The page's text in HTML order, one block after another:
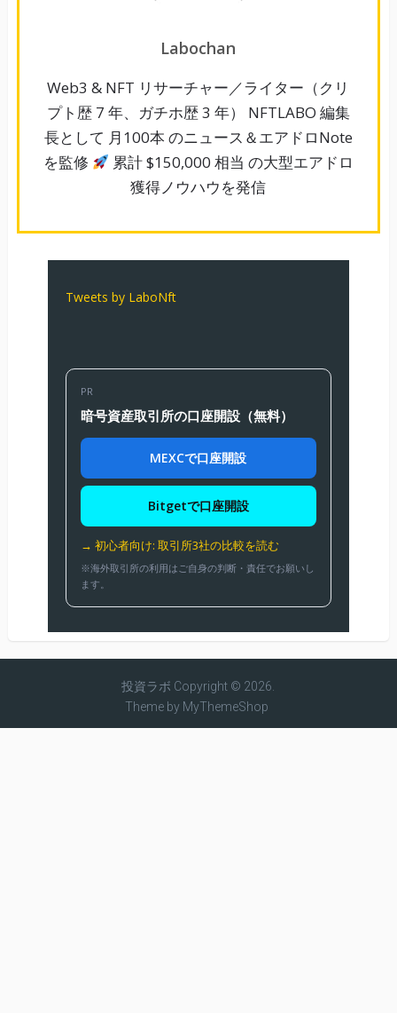
Labochan
Web3 & NFT リサーチャー／ライター（クリ
プト歴 7 年、ガチホ歴 3 年） NFTLABO 編集
長として 月100本 のニュース＆エアドロNote
を監修
累計 $150,000 相当 の大型エアドロ
獲得ノウハウを発信
Tweets by LaboNft
PR
暗号資産取引所の口座開設（無料）
MEXCで口座開設
Bitgetで口座開設
→ 初心者向け: 取引所3社の比較を読む
※海外取引所の利用はご自身の判断・責任でお願いし
ます。
投資ラボ Copyright © 2026.
Theme by MyThemeShop